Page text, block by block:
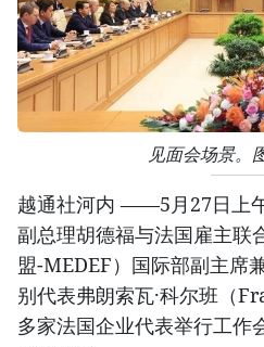
见面会场景。
越通社河内 ——5月27日上
副总理胡德福与法国雇主联
盟-MEDEF）国际部副主席
别代表弗朗索瓦·科尔班（
多家法国企业代表举行工作